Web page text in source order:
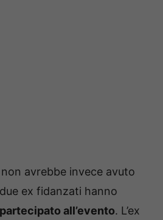
non avrebbe invece avuto
ex fidanzati hanno
partecipato all’evento. L’ex